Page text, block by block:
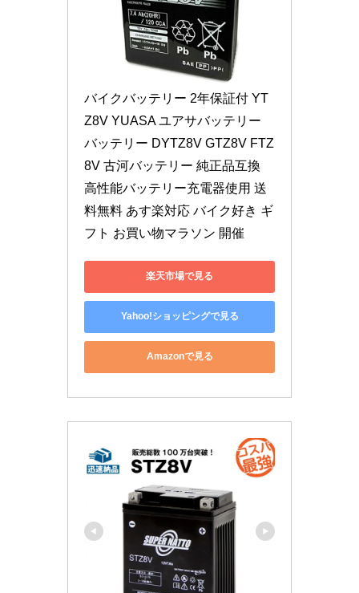
バイクバッテリー 2年保証付 YT
Z8V YUASA ユアサバッテリー
バッテリー DYTZ8V GTZ8V FTZ
8V 古河バッテリー 純正品互換
高性能バッテリー充電器使用 送
料無料 あす楽対応 バイク好き ギ
フト お買い物マラソン 開催
楽天市場で見る
Yahoo!ショッピングで見る
Amazonで見る